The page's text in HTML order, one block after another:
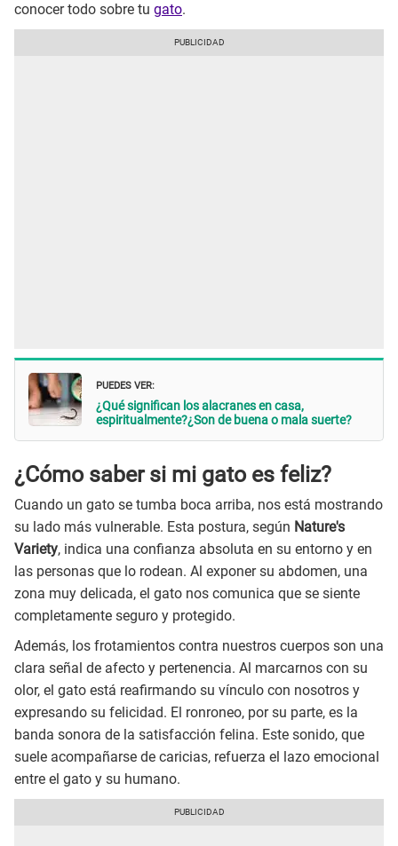
conocer todo sobre tu gato.
PUEDES VER:
¿Qué significan los alacranes en casa,
espiritualmente?¿Son de buena o mala suerte?
¿Cómo saber si mi gato es feliz?
Cuando un gato se tumba boca arriba, nos está mostrando
su lado más vulnerable. Esta postura, según Nature's
Variety, indica una confianza absoluta en su entorno y en
las personas que lo rodean. Al exponer su abdomen, una
zona muy delicada, el gato nos comunica que se siente
completamente seguro y protegido.
Además, los frotamientos contra nuestros cuerpos son una
clara señal de afecto y pertenencia. Al marcarnos con su
olor, el gato está reafirmando su vínculo con nosotros y
expresando su felicidad. El ronroneo, por su parte, es la
banda sonora de la satisfacción felina. Este sonido, que
suele acompañarse de caricias, refuerza el lazo emocional
entre el gato y su humano.